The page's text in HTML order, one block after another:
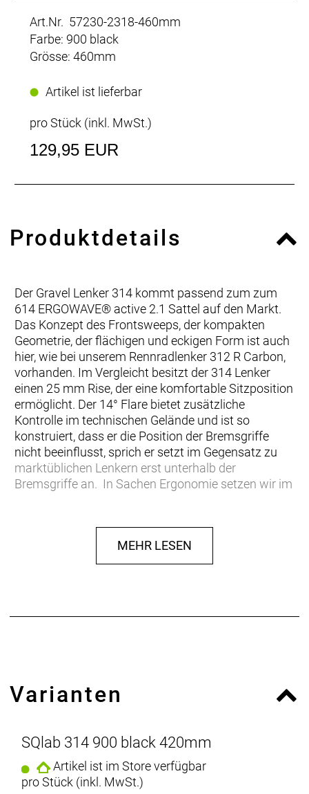
Art.Nr. 57230-2318-460mm
Farbe: 900 black
Grösse: 460mm
Artikel ist lieferbar
pro Stück (inkl. MwSt.)
129,95 EUR
Produktdetails
Der Gravel Lenker 314 kommt passend zum zum
614 ERGOWAVE® active 2.1 Sattel auf den Markt.
Das Konzept des Frontsweeps, der kompakten
Geometrie, der flächigen und eckigen Form ist auch
hier, wie bei unserem Rennradlenker 312 R Carbon,
vorhanden. Im Vergleicht besitzt der 314 Lenker
einen 25 mm Rise, der eine komfortable Sitzposition
ermöglicht. Der 14° Flare bietet zusätzliche
Kontrolle im technischen Gelände und ist so
konstruiert, dass er die Position der Bremsgriffe
nicht beeinflusst, sprich er setzt im Gegensatz zu
marktüblichen Lenkern erst unterhalb der
Bremsgriffe an. In Sachen Ergonomie setzen wir im
so die perfekte Ergonomie bietet. Alle
Auflageflächen sind bis ins letzte Detail
optimiert: Griffsicherheit: Der 14° Flare bietet
flächige, leichteckige Griffunterseite. Perfekt
passend zu den eckigen abgewinkelten
Unterlenker ist dank der abgeflachten Außenseite
angenehm zu greifen und sorgt gleichzeitig für
einen sicheren Halt in verschiedenen
Fahrpositionen. Maximierte Auflagefläche: Die oben
MEHR LESEN
Varianten
SQlab 314 900 black 420mm
Artikel ist im Store verfügbar
pro Stück (inkl. MwSt.)